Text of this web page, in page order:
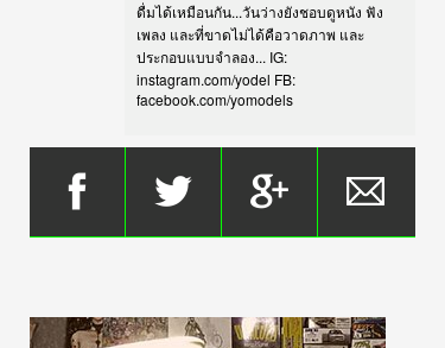
ดื่มได้เหมือนกัน...วันว่างยังชอบดูหนัง ฟัง
เพลง และที่ขาดไม่ได้คือวาดภาพ และ
ประกอบแบบจำลอง... IG:
instagram.com/yodel FB:
facebook.com/yomodels